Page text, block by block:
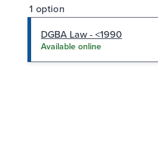
1 option
DGBA Law - <1990
Available online